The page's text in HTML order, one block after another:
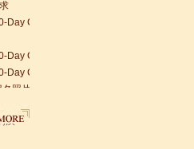
Day Challenge day 3
Day Challenge day 2
Day Challenge day 1
照片的通知
州语风HSK考点正式对外开考了，常州的
中
汉